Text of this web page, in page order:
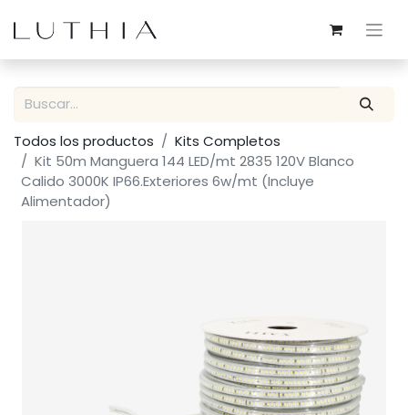
Todos los productos
Kits Completos
Kit 50m Manguera 144 LED/mt 2835 120V Blanco
Calido 3000K IP66.Exteriores 6w/mt (Incluye
Alimentador)